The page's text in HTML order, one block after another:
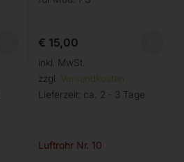
€ 15,00
inkl. MwSt.
zzgl. Versandkosten
Lieferzeit: ca. 2 - 3 Tage
Luftrohr Nr. 10